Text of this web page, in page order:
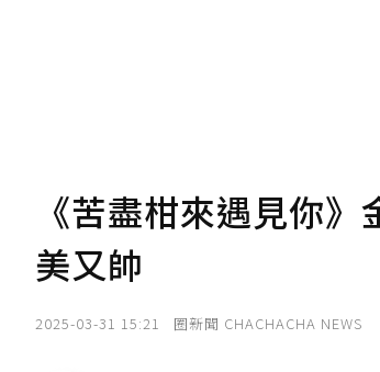
《苦盡柑來遇見你
美又帥
2025-03-31 15:21 圈新聞 CHACHACHA NEWS